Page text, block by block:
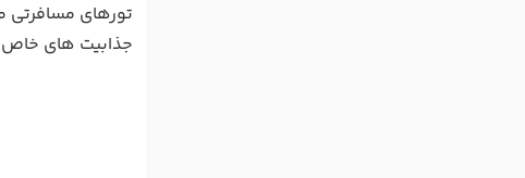
تورهای مسافرتی
جذابیت های خاص